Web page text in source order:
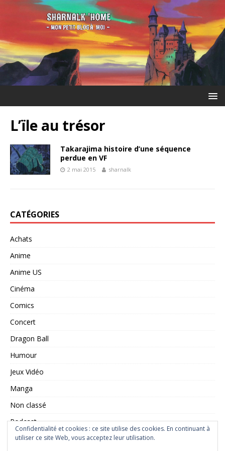
L’ïle au trésor
Takarajima histoire d’une séquence
perdue en VF
2 mai 2015 sharnalk
CATÉGORIES
Achats
Anime
Anime US
Cinéma
Comics
Concert
Dragon Ball
Humour
Jeux Vidéo
Manga
Non classé
Podcast
Saint Seiya
Confidentialité et cookies : ce site utilise des cookies. En continuant à
utiliser ce site Web, vous acceptez leur utilisation.